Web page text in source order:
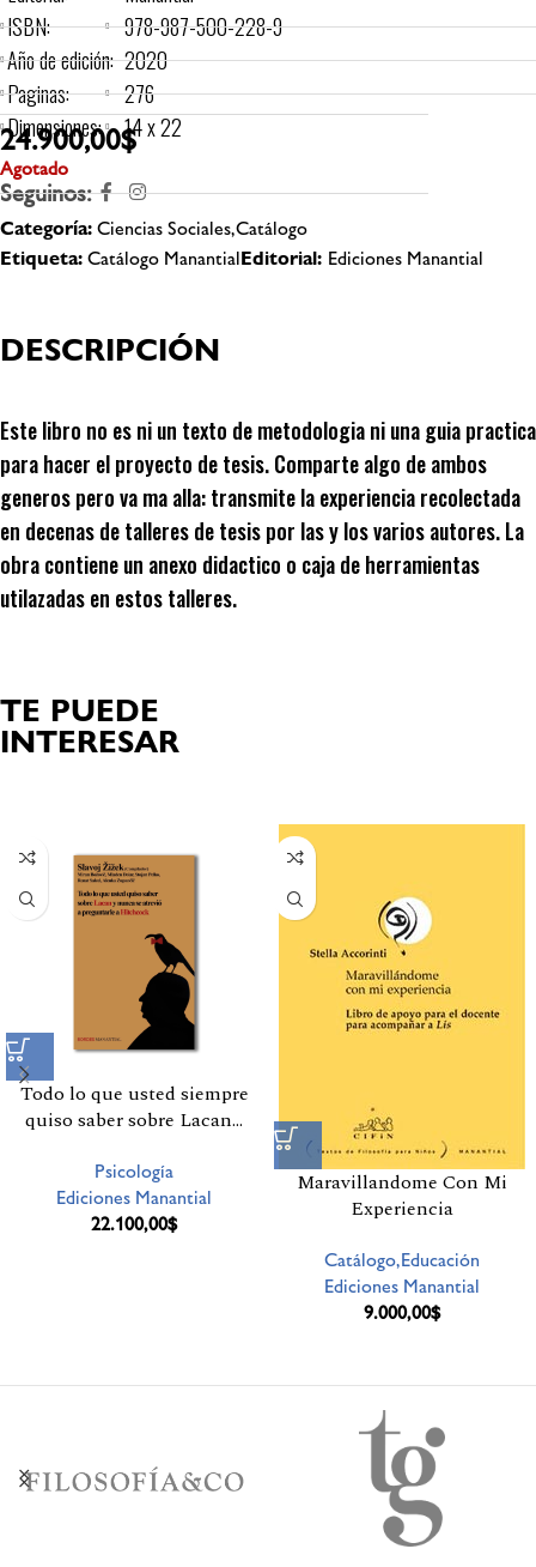
ISBN:
Año de edición:
Paginas:
Dimensiones:
978-987-500-228-9
2020
276
14 x 22
24.900,00$
Agotado
Seguinos:
Categoría:Ciencias Sociales,Catálogo
Etiqueta:Catálogo ManantialEditorial: Ediciones Manantial
DESCRIPCIÓN
Este libro no es ni un texto de metodologia ni una guia practica
para hacer el proyecto de tesis. Comparte algo de ambos
generos pero va ma alla: transmite la experiencia recolectada
en decenas de talleres de tesis por las y los varios autores. La
obra contiene un anexo didactico o caja de herramientas
utilazadas en estos talleres.
TE PUEDE
INTERESAR
Todo lo que usted siempre
quiso saber sobre Lacan…
Psicología
Ediciones Manantial
22.100,00$
Maravillandome Con Mi
Experiencia
Catálogo,Educación
Ediciones Manantial
9.000,00$